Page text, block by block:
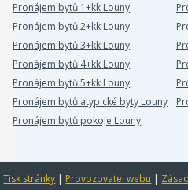
Pronájem bytů 1+kk Louny
Pronájem bytů 2+kk Louny
Pronájem bytů 3+kk Louny
Pronájem bytů 4+kk Louny
Pronájem bytů 5+kk Louny
Pronájem bytů atypické byty Louny
Pronájem bytů pokoje Louny
Tisk stránky | Provozovatel webu |